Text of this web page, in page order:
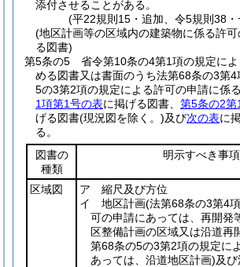
添付させることがある。
(平22規則15・追加、令5規則38・
(地区計画等の区域内の建築物に係る許
る図書)
第5条の5
省令第10条の4第1項の規定に
める図書又は書面のうち法第68条の3第
5の3第2項の規定による許可の申請に係る
1項第1号の表に掲げる図書、 第5条の2第
げる図書(現況図を除く。)及び次の表に
る。
図書の
種類
明示すべき事項
区域図
ア 縮尺及び方位
イ 地区計画(法第68条の3第4
可の申請にあっては、再開発
区整備計画の区域又は沿道再
第68条の5の3第2項の規定に
あっては、沿道地区計画)及